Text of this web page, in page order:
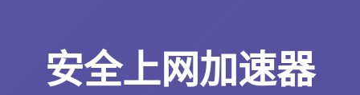
安全上网加速器